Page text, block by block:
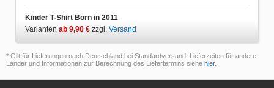
Kinder T-Shirt Born in 2011
Varianten ab 9,90 € zzgl. Versand
* Gilt für Lieferungen nach Deutschland bei Standardversand. Lieferzeiten für andere
Länder und Informationen zur Berechnung des Liefertermins siehe hier.